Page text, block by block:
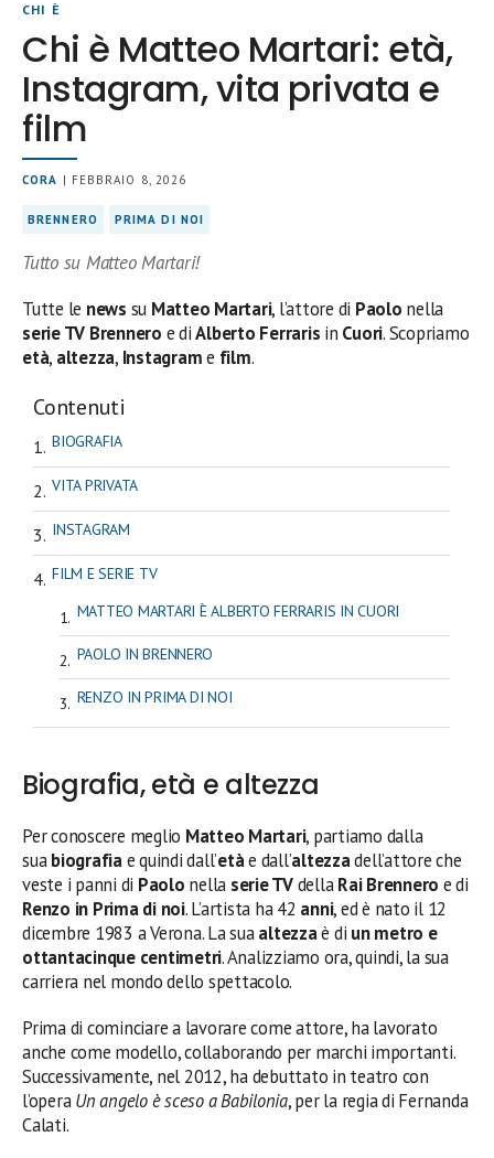
CHI È
Chi è Matteo Martari: età,
Instagram, vita privata e
film
CORA | FEBBRAIO 8, 2026
BRENNERO PRIMA DI NOI
Tutto su Matteo Martari!
Tutte le news su Matteo Martari, l’attore di Paolo nella
serie TV Brennero e diAlberto Ferraris in Cuori. Scopriamo
età, altezza, Instagrame film.
Contenuti
BIOGRAFIA
VITA PRIVATA
INSTAGRAM
FILM E SERIE TV
MATTEO MARTARI È ALBERTO FERRARIS IN CUORI
PAOLO IN BRENNERO
RENZO IN PRIMA DI NOI
Biografia, età e altezza
Per conoscere meglio Matteo Martari, partiamo dalla
suabiografiae quindi dall’etàe dall’altezzadell’attore che
veste i panni di Paolo nella serie TVdellaRai Brennero e di
Renzo in Prima di noi. L’artista ha 42 anni, ed è nato il 12
dicembre 1983 a Verona. La suaaltezzaè di un metro e
ottantacinque centimetri. Analizziamo ora, quindi, la sua
carriera nel mondo dello spettacolo.
Prima di cominciare a lavorare come attore, ha lavorato
anche come modello, collaborando per marchi importanti.
Successivamente, nel 2012, ha debuttato in teatro con
l’operaUn angelo è sceso a Babilonia, per la regia di Fernanda
Calati.